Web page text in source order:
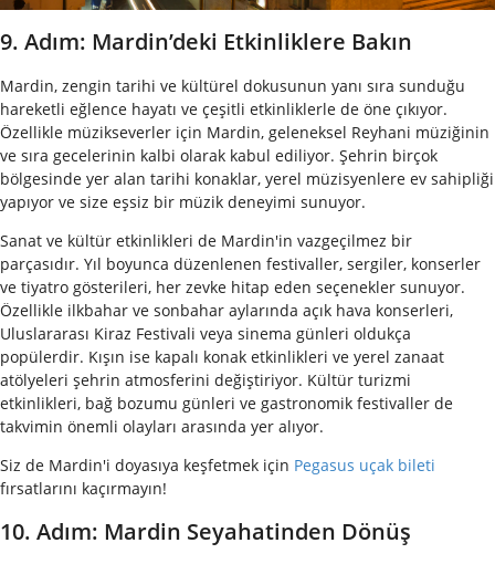
9. Adım: Mardin’deki Etkinliklere Bakın
Mardin, zengin tarihi ve kültürel dokusunun yanı sıra sunduğu
hareketli eğlence hayatı ve çeşitli etkinliklerle de öne çıkıyor.
Özellikle müzikseverler için Mardin, geleneksel Reyhani müziğinin
ve sıra gecelerinin kalbi olarak kabul ediliyor. Şehrin birçok
bölgesinde yer alan tarihi konaklar, yerel müzisyenlere ev sahipliği
yapıyor ve size eşsiz bir müzik deneyimi sunuyor.
Sanat ve kültür etkinlikleri de Mardin'in vazgeçilmez bir
parçasıdır. Yıl boyunca düzenlenen festivaller, sergiler, konserler
ve tiyatro gösterileri, her zevke hitap eden seçenekler sunuyor.
Özellikle ilkbahar ve sonbahar aylarında açık hava konserleri,
Uluslararası Kiraz Festivali veya sinema günleri oldukça
popülerdir. Kışın ise kapalı konak etkinlikleri ve yerel zanaat
atölyeleri şehrin atmosferini değiştiriyor. Kültür turizmi
etkinlikleri, bağ bozumu günleri ve gastronomik festivaller de
takvimin önemli olayları arasında yer alıyor.
Siz de Mardin'i doyasıya keşfetmek için Pegasus uçak bileti
fırsatlarını kaçırmayın!
10. Adım: Mardin Seyahatinden Dönüş